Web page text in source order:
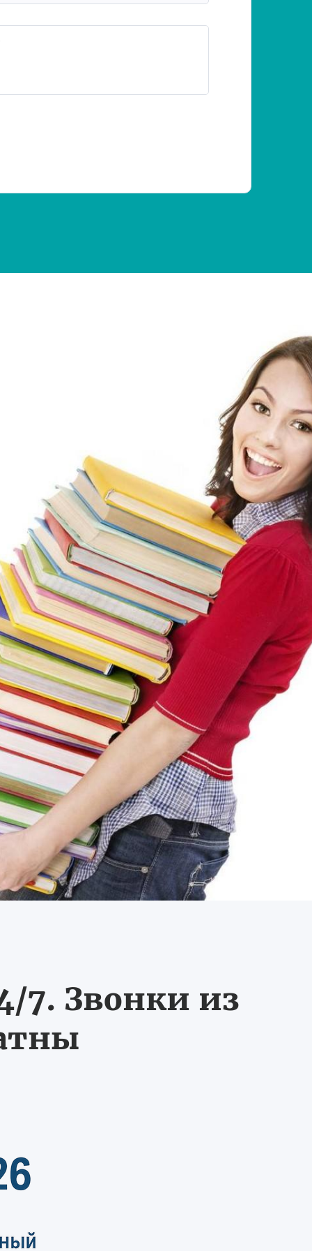
7. Звонки из